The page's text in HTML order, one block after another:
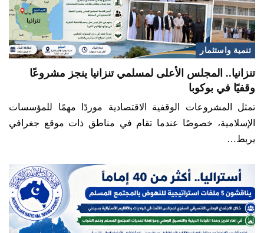
تنمية واستثمار
تنزانيا.. المجلس الأعلى لمسلمي تنزانيا ينجز مشروعًا
وقفيًا في بوكوبا
تمثل المشروعات الوقفية الاقتصادية موردًا مهمًا للمؤسسات
الإسلامية، خصوصًا عندما تقام في مناطق ذات موقع جغرافي
يربط…